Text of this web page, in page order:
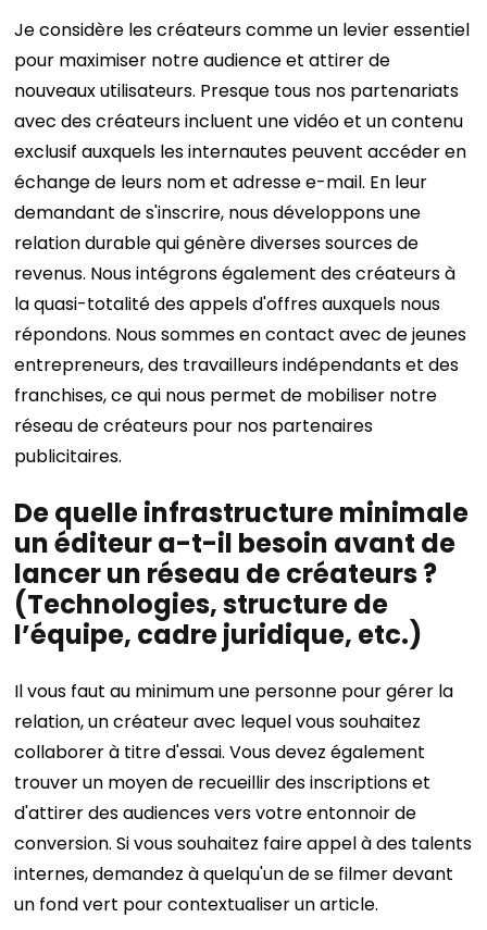
Je considère les créateurs comme un levier essentiel
pour maximiser notre audience et attirer de
nouveaux utilisateurs. Presque tous nos partenariats
avec des créateurs incluent une vidéo et un contenu
exclusif auxquels les internautes peuvent accéder en
échange de leurs nom et adresse e-mail. En leur
demandant de s'inscrire, nous développons une
relation durable qui génère diverses sources de
revenus. Nous intégrons également des créateurs à
la quasi-totalité des appels d'offres auxquels nous
répondons. Nous sommes en contact avec de jeunes
entrepreneurs, des travailleurs indépendants et des
franchises, ce qui nous permet de mobiliser notre
réseau de créateurs pour nos partenaires
publicitaires.
De quelle infrastructure minimale
un éditeur a-t-il besoin avant de
lancer un réseau de créateurs ?
(Technologies, structure de
l’équipe, cadre juridique, etc.)
Il vous faut au minimum une personne pour gérer la
relation, un créateur avec lequel vous souhaitez
collaborer à titre d'essai. Vous devez également
trouver un moyen de recueillir des inscriptions et
d'attirer des audiences vers votre entonnoir de
conversion. Si vous souhaitez faire appel à des talents
internes, demandez à quelqu'un de se filmer devant
un fond vert pour contextualiser un article.